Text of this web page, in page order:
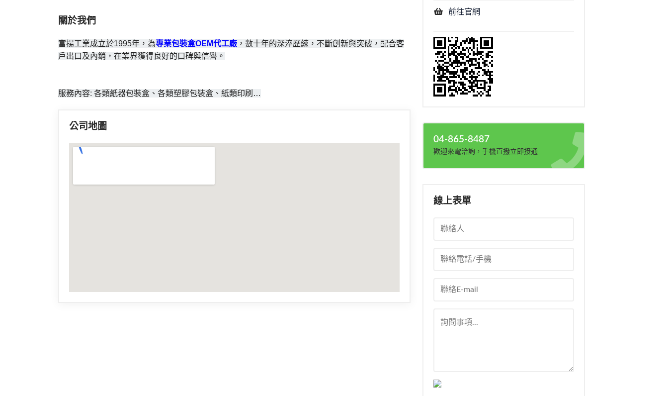
關於我們
富揚工業成立於1995年，為專業包裝盒OEM代工廠 ，數十年的深淬歷練，不斷創新與突破，配合客
戶出口及內銷，在業界獲得良好的口碑與信譽。
服務內容: 各類紙器包裝盒、各類塑膠包裝盒、紙類印刷…
公司地圖
前往官網
04-865-8487
歡迎來電洽詢，手機直撥立即接通
線上表單